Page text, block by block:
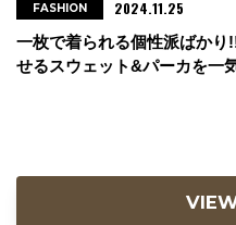
一枚で着られる個性派ばか
せるスウェット&パーカを一
FASHION 2024.11.25